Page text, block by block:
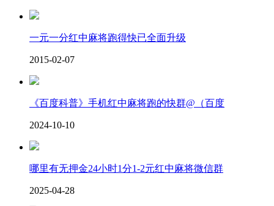
一元一分红中麻将跑得快已全面升级
2015-02-07
《百度科普》手机红中麻将跑的快群@（百度
2024-10-10
哪里有无押金24小时1分1-2元红中麻将微信群
2025-04-28